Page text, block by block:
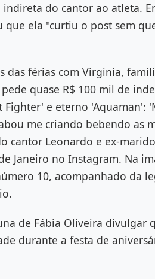
do cantor ao atleta.
ela "curtiu o post sem
das férias com Virginia,
quase R$ 100 mil de
Fighter' e eterno 'Aquaman':
me criando bebendo as
cantor Leonardo e ex-
Janeiro no Instagram. Na
10, acompanhado da
de Fábia Oliveira divulgar
durante a festa de